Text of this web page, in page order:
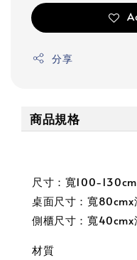
分享
商品規格
尺寸：寬100-
桌面尺寸：寬
側櫃尺寸：寬
材質